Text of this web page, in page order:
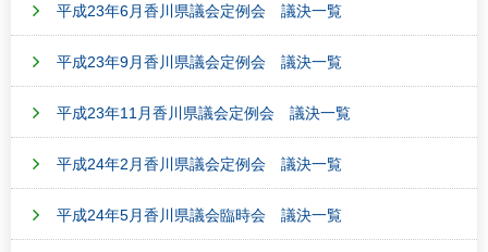
平成23年6月香川県議会定例会 議決一覧
平成23年9月香川県議会定例会 議決一覧
平成23年11月香川県議会定例会 議決一覧
平成24年2月香川県議会定例会 議決一覧
平成24年5月香川県議会臨時会 議決一覧